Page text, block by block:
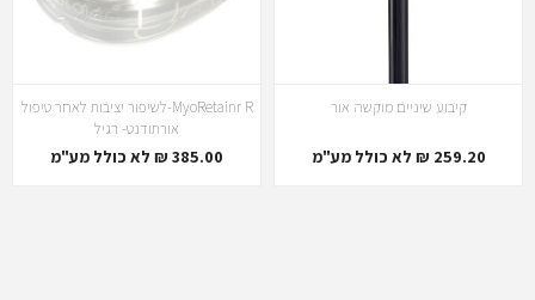
קיבוע שיניים מוקשה אור
259.20 ₪ לא כולל מע"מ
MyoRetainr R-לשיפור יציבות לאחר טיפול
אורתודנט- רגיל
385.00 ₪ לא כולל מע"מ